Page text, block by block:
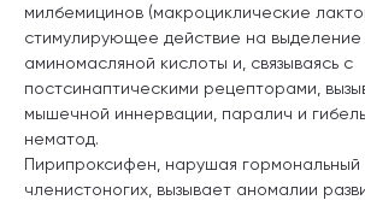
милбемицинов (макроциклические
стимулирующее действие на
аминомасляной кислоты и, связываясь с
постсинаптическими рецепторами,
мышечной иннервации, паралич и
нематод.
Пирипроксифен, нарушая гормональный
членистоногих, вызывает аномалии